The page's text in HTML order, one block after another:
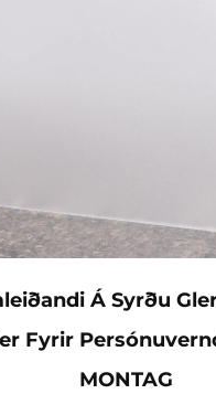
Á Syrðu
Fyrir
MONTAG